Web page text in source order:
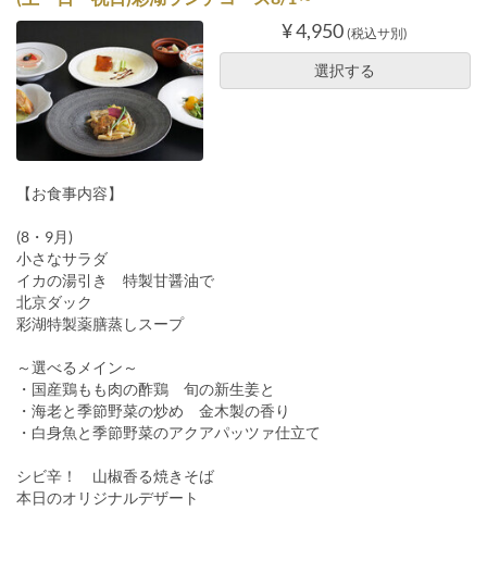
¥ 4,950 (税込サ別)
選択する
【お食事内容】
(8・9月)
小さなサラダ
イカの湯引き 特製甘醤油で
北京ダック
彩湖特製薬膳蒸しスープ
～選べるメイン～
・国産鶏もも肉の酢鶏 旬の新生姜と
・海老と季節野菜の炒め 金木製の香り
・白身魚と季節野菜のアクアパッツァ仕立て
シビ辛！ 山椒香る焼きそば
本日のオリジナルデザート